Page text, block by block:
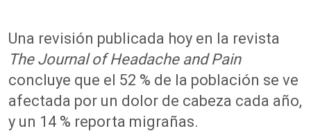
Una revisión publicada hoy en la revista
The Journal of Headache and Pain
concluye que el 52 % de la población se ve
afectada por un dolor de cabeza cada año,
y un 14 % reporta migrañas.